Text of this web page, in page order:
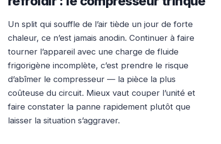
Un split qui souffle de l’air tiède un jour de forte
chaleur, ce n’est jamais anodin. Continuer à faire
tourner l’appareil avec une charge de fluide
frigorigène incomplète, c’est prendre le risque
d’abîmer le compresseur — la pièce la plus
coûteuse du circuit. Mieux vaut couper l’unité et
faire constater la panne rapidement plutôt que
laisser la situation s’aggraver.